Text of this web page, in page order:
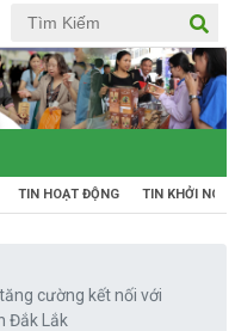
TIN HOẠT ĐỘNG TIN KHỞI
cường kết nối với
Đắk Lắk